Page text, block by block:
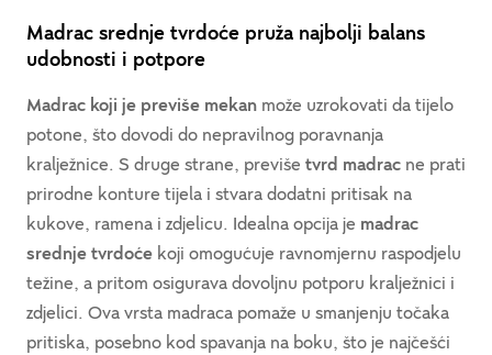
Madrac srednje tvrdoće pruža najbolji balans
udobnosti i potpore
Madrac koji je previše mekan može uzrokovati da tijelo
potone, što dovodi do nepravilnog poravnanja
kralježnice. S druge strane, previše tvrd madrac ne prati
prirodne konture tijela i stvara dodatni pritisak na
kukove, ramena i zdjelicu. Idealna opcija je madrac
srednje tvrdoće koji omogućuje ravnomjernu raspodjelu
težine, a pritom osigurava dovoljnu potporu kralježnici i
zdjelici. Ova vrsta madraca pomaže u smanjenju točaka
pritiska, posebno kod spavanja na boku, što je najčešći